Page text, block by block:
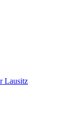
Lausitz